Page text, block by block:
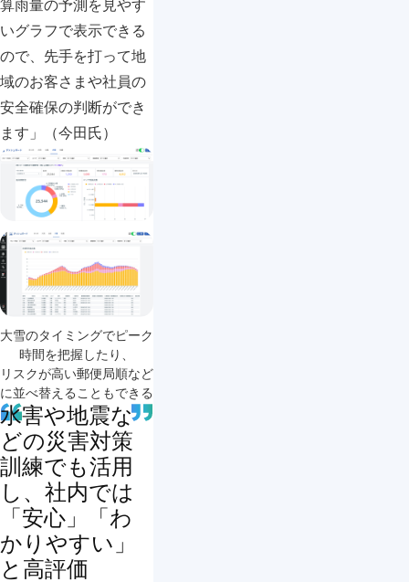
算雨量の予測を見やす
いグラフで表示できる
ので、先手を打って地
域のお客さまや社員の
安全確保の判断ができ
ます」（今田氏）
大雪のタイミングでピーク
時間を把握したり、
リスクが高い郵便局順など
に並べ替えることもできる
水害や地震な
どの災害対策
訓練でも活用
し、社内では
「安心」「わ
かりやすい」
と高評価